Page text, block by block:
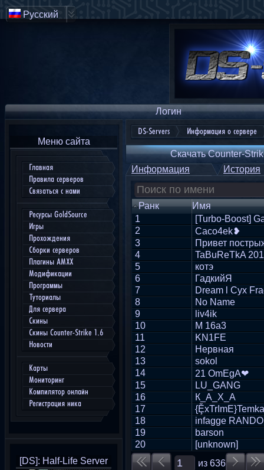
Логин
Меню сайта
Главная
Правила серверов
Связаться с нами
Ресурсы GoldSource
Игры
Прохождения
Сборки серверов
Плагины AMXX
Модификации
Программы
Туториалы
Для сервера
Скины
Скины Counter-Strike 1.6
Новости
Карты
Мониторинг
Компилятор онлайн
Регистрация ника
[DS]: Half-Life Server
DS-Servers Информация о сервере
Скачать Counter-
Информация
История
Ранк
Имя
1
[Turbo-Boost]
2
Caco4ek❥
3
Привет
4
TaBuReTkA
5
котэ
6
ГадкийЯ
7
Dream l Cyx
8
No Name
9
liv4ik
10
M 16a3
11
KN1FE
12
Нервная
13
sokol
14
21 OmEgA❤
15
LU_GANG
16
К_А_Х_А
17
18
infagge
19
barson
20
[unknown]
из 636
Русский